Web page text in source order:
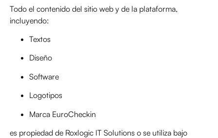
Todo el contenido del sitio web y de la plataforma,
incluyendo:
Textos
Diseño
Software
Logotipos
Marca EuroCheckin
es propiedad de Roxlogic IT Solutions o se utiliza bajo